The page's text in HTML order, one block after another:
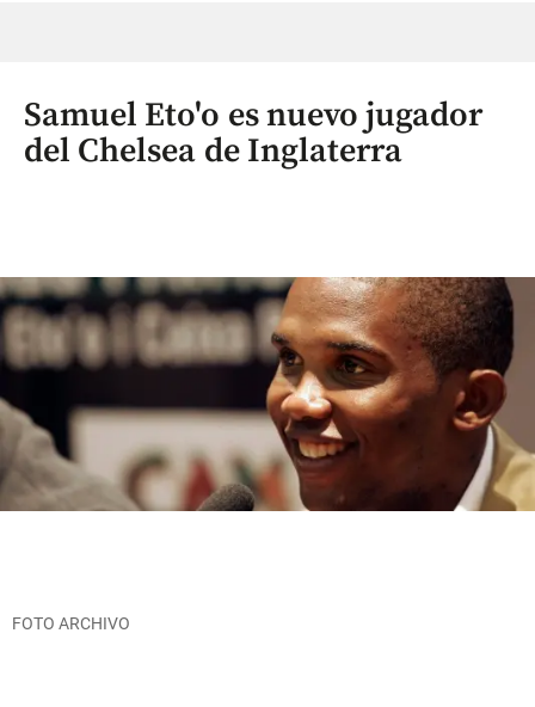
Samuel Eto'o es nuevo jugador
del Chelsea de Inglaterra
FOTO ARCHIVO